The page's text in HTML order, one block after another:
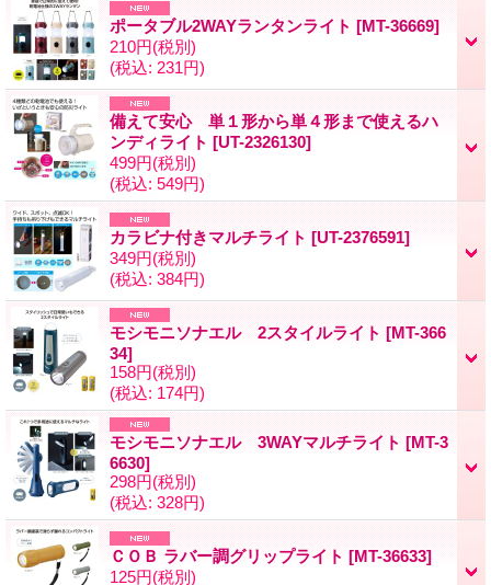
ポータブル2WAYランタンライト [MT-36669]
210円(税別)
(税込: 231円)
備えて安心 単１形から単４形まで使えるハ
ンディライト [UT-2326130]
499円(税別)
(税込: 549円)
カラビナ付きマルチライト [UT-2376591]
349円(税別)
(税込: 384円)
モシモニソナエル 2スタイルライト [MT-366
34]
158円(税別)
(税込: 174円)
モシモニソナエル 3WAYマルチライト [MT-3
6630]
298円(税別)
(税込: 328円)
ＣＯＢ ラバー調グリップライト [MT-36633]
125円(税別)